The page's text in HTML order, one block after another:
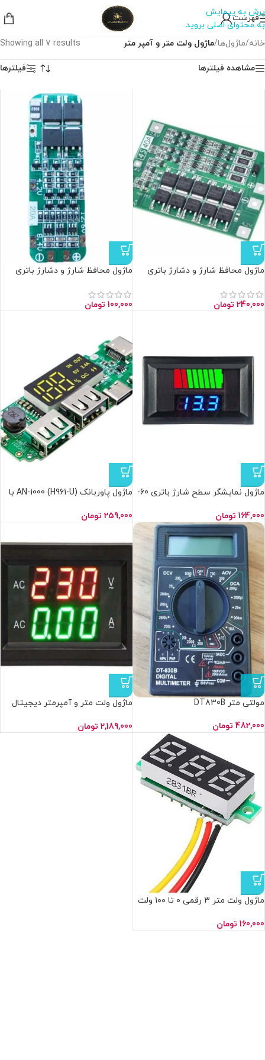
پرش به پیمایش
به محتوای اصلی بروید
فهرست
خانه/ماژول‌ها/ماژول ولت متر و آمپر متر Showing all 7 results
مشاهده فیلترها فیلترها
ماژول محافظ شارژ و دشارژ باتری
240,000 تومان
ماژول محافظ شارژ و دشارژ باتری
100,000 تومان
ماژول نمایشگر سطح شارژ باتری 60-
164,000 تومان
ماژول پاوربانک AN-1000 (H961-U) با
259,000 تومان
مولتی متر DT830B
482,000 تومان
ماژول ولت‌ متر و آمپرمتر دیجیتال
2,189,000 تومان
ماژول ولت متر ۳ رقمی ۰ تا ۱۰۰ ولت
160,000 تومان